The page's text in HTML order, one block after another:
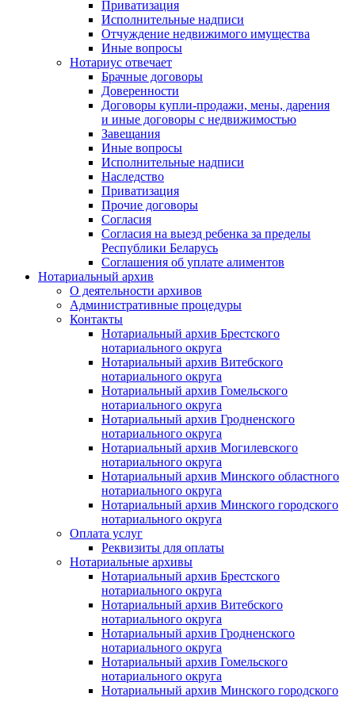
Приватизация
Исполнительные надписи
Отчуждение недвижимого имущества
Иные вопросы
Нотариус отвечает
Брачные договоры
Доверенности
Договоры купли-продажи, мены, дарения
и иные договоры с недвижимостью
Завещания
Иные вопросы
Исполнительные надписи
Наследство
Приватизация
Прочие договоры
Согласия
Согласия на выезд ребенка за пределы
Республики Беларусь
Соглашения об уплате алиментов
Нотариальный архив
О деятельности архивов
Административные процедуры
Контакты
Нотариальный архив Брестского
нотариального округа
Нотариальный архив Витебского
нотариального округа
Нотариальный архив Гомельского
нотариального округа
Нотариальный архив Гродненского
нотариального округа
Нотариальный архив Могилевского
нотариального округа
Нотариальный архив Минского областного
нотариального округа
Нотариальный архив Минского городского
нотариального округа
Оплата услуг
Реквизиты для оплаты
Нотариальные архивы
Нотариальный архив Брестского
нотариального округа
Нотариальный архив Витебского
нотариального округа
Нотариальный архив Гродненского
нотариального округа
Нотариальный архив Гомельского
нотариального округа
Нотариальный архив Минского городского